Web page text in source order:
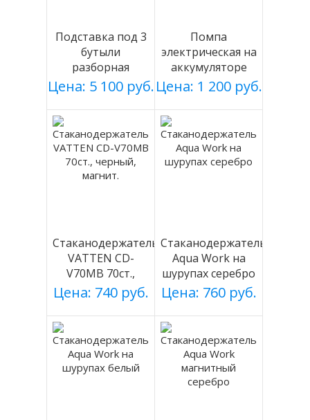
Подставка под 3
бутыли
разборная
(БЕЛАЯ), Россия
Цена: 5 100 руб.
Помпа
электрическая на
аккумуляторе
DP-MW500
Цена: 1 200 руб.
Стаканодержатель
VATTEN CD-
V70MB 70ст.,
черный, магнит.
Цена: 740 руб.
Стаканодержатель
Aqua Work на
шурупах серебро
Цена: 760 руб.